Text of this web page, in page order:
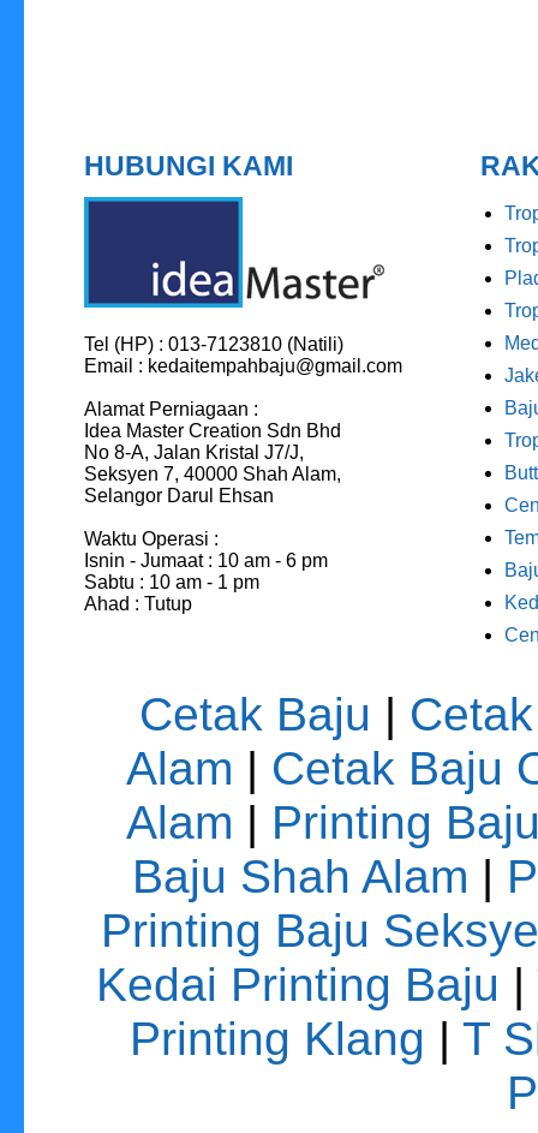
HUBUNGI KAMI
Tel (HP) : 013-7123810 (Natili)
Email : kedaitempahbaju@gmail.com
Alamat Perniagaan :
Idea Master Creation Sdn Bhd
No 8-A, Jalan Kristal J7/J,
Seksyen 7, 40000 Shah Alam,
Selangor Darul Ehsan
Waktu Operasi :
Isnin - Jumaat : 10 am - 6 pm
Sabtu : 10 am - 1 pm
Ahad : Tutup
Cetak Baju |
Alam | Cetak Baju
Alam | Printing
Baju Shah Alam |
Printing Baju
Kedai Printing Baju |
Printing Klang | T